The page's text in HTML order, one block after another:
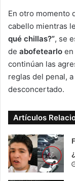
En otro momento
cabello mientras
qué chillas?”, se
de abofetearlo en
continúan las
reglas del penal,
desconcertado.
Artículos